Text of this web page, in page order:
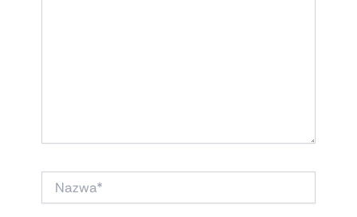
NAZWA*